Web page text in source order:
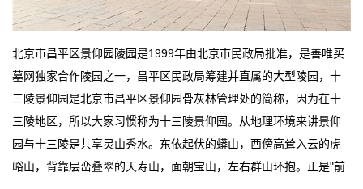
北京市昌平区景仰园陵园是1999年由北京市民政局批准，是善唯买
墓网独家合作陵园之一，昌平区民政局筹建并直属的大型陵园，十
三陵景仰园是北京市昌平区景仰园骨灰林管理处的简称，因为在十
三陵地区，所以大家习惯称为十三陵景仰园。从地理环境来讲景仰
园与十三陵是共享灵山秀水。东依起伏的蟒山，西傍高耸入云的虎
峪山，背靠层峦叠翠的天寿山，面朝宝山，左右群山环抱。正是"前